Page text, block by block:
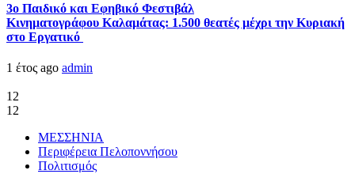
3ο Παιδικό και Εφηβικό Φεστιβάλ
Κινηματογράφου Καλαμάτας: 1.500 θεατές μέχρι την Κυριακή
στο Εργατικό
1 έτος ago admin
12
12
ΜΕΣΣΗΝΙΑ
Περιφέρεια Πελοποννήσου
Πολιτισμός